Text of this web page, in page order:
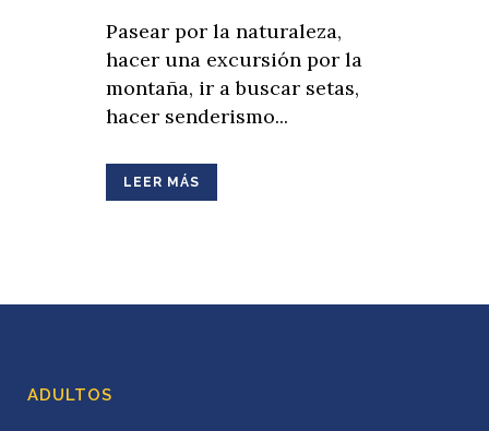
Pasear por la naturaleza,
hacer una excursión por la
montaña, ir a buscar setas,
hacer senderismo...
LEER MÁS
ADULTOS